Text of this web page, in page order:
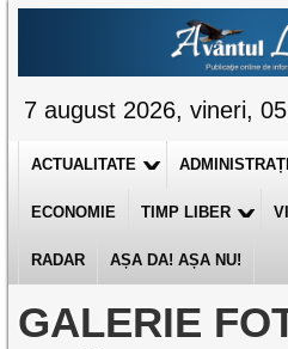
7 august 2026, vineri,
ACTUALITATE
ECONOMIE TIMP LIBER
RADAR AȘA DA! AȘA NU!
GALERIE